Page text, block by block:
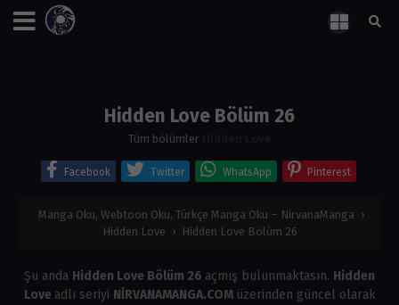
Hidden Love Bölüm 26
Tüm bölümler Hidden Love
Facebook Twitter WhatsApp Pinterest
Manga Oku, Webtoon Oku, Türkçe Manga Oku – NirvanaManga ›
Hidden Love › Hidden Love Bölüm 26
Şu anda Hidden Love Bölüm 26 açmış bulunmaktasın. Hidden
Love adlı seriyi NİRVANAMANGA.COM üzerinden güncel olarak